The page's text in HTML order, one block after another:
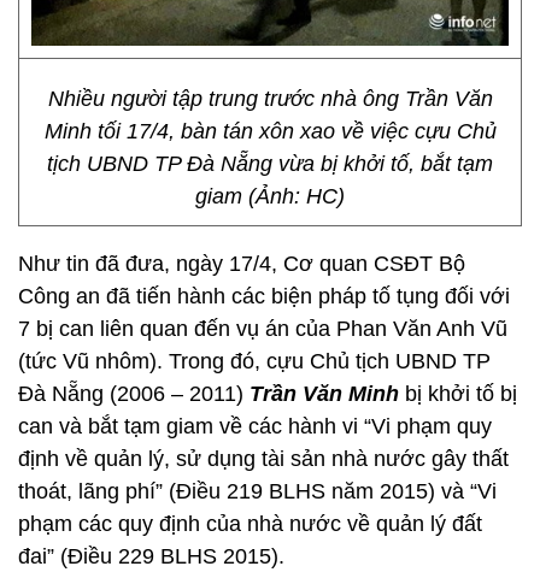
Nhiều người tập trung trước nhà ông Trần Văn
Minh tối 17/4, bàn tán xôn xao về việc cựu Chủ
tịch UBND TP Đà Nẵng vừa bị khởi tố, bắt tạm
giam (Ảnh: HC)
Như tin đã đưa, ngày 17/4, Cơ quan CSĐT Bộ
Công an đã tiến hành các biện pháp tố tụng đối với
7 bị can liên quan đến vụ án của Phan Văn Anh Vũ
(tức Vũ nhôm). Trong đó, cựu Chủ tịch UBND TP
Đà Nẵng (2006 – 2011) Trần Văn Minh bị khởi tố bị
can và bắt tạm giam về các hành vi “Vi phạm quy
định về quản lý, sử dụng tài sản nhà nước gây thất
thoát, lãng phí” (Điều 219 BLHS năm 2015) và “Vi
phạm các quy định của nhà nước về quản lý đất
đai” (Điều 229 BLHS 2015).